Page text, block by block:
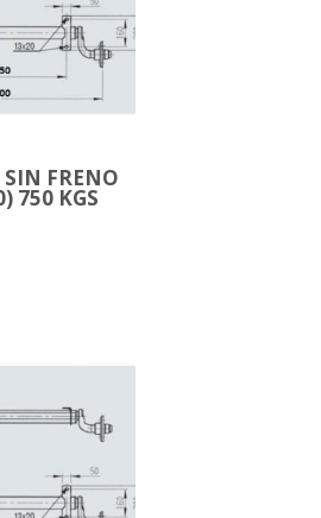
SIN FRENO
750 KGS